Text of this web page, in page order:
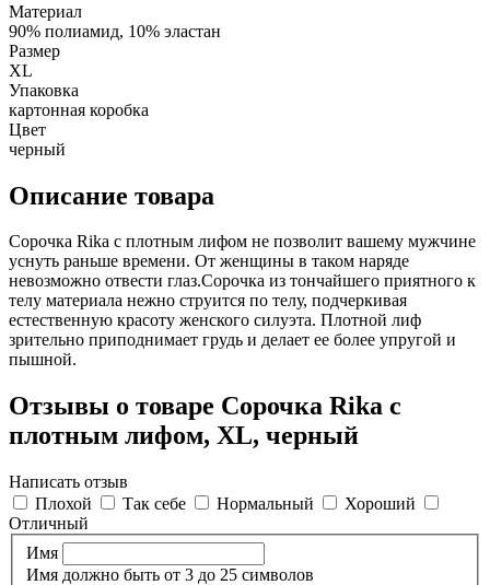
Материал
90% полиамид, 10% эластан
Размер
XL
Упаковка
картонная коробка
Цвет
черный
Описание товара
Сорочка Rika с плотным лифом не позволит вашему мужчине
уснуть раньше времени. От женщины в таком наряде
невозможно отвести глаз.Сорочка из тончайшего приятного к
телу материала нежно струится по телу, подчеркивая
естественную красоту женского силуэта. Плотной лиф
зрительно приподнимает грудь и делает ее более упругой и
пышной.
Отзывы о товаре Сорочка Rika с
плотным лифом, XL, черный
Написать отзыв
Плохой
Так себе Нормальный
Хороший
Отличный
Имя
Имя должно быть от 3 до 25 символов